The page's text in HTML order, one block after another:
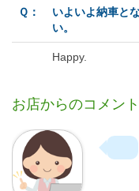
Ｑ：
いよいよ納車と
い。
Happy.
お店からのコメント